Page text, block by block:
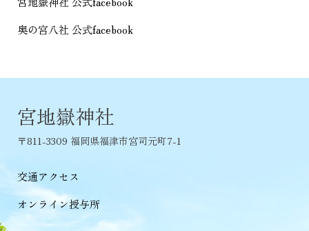
奥の宮八社 公式facebook
宮地嶽神社
〒811-3309 福岡県福津市宮司元町7-1
交通アクセス
オンライン授与所